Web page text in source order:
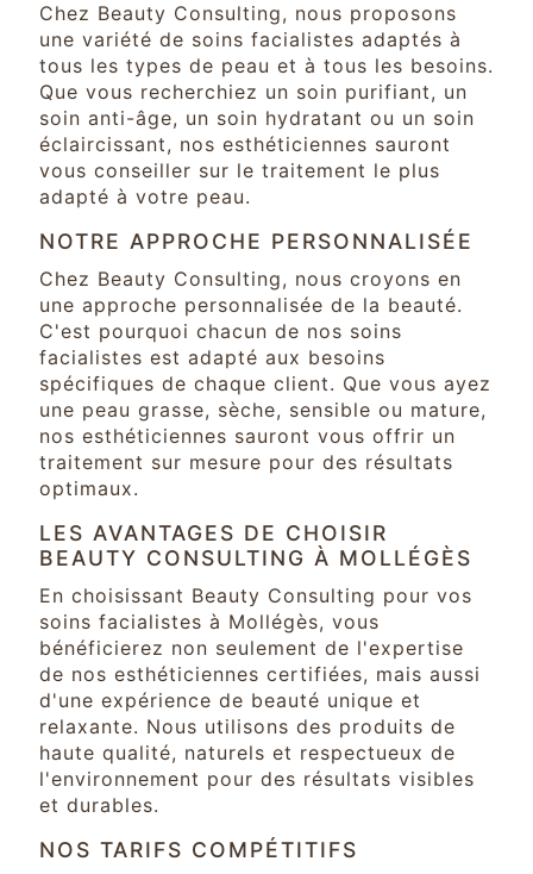
Chez Beauty Consulting, nous proposons
une variété de soins facialistes adaptés à
tous les types de peau et à tous les besoins.
Que vous recherchiez un soin purifiant, un
soin anti-âge, un soin hydratant ou un soin
éclaircissant, nos esthéticiennes sauront
vous conseiller sur le traitement le plus
adapté à votre peau.
NOTRE APPROCHE PERSONNALISÉE
Chez Beauty Consulting, nous croyons en
une approche personnalisée de la beauté.
C'est pourquoi chacun de nos soins
facialistes est adapté aux besoins
spécifiques de chaque client. Que vous ayez
une peau grasse, sèche, sensible ou mature,
nos esthéticiennes sauront vous offrir un
traitement sur mesure pour des résultats
optimaux.
LES AVANTAGES DE CHOISIR
BEAUTY CONSULTING À MOLLÉGÈS
En choisissant Beauty Consulting pour vos
soins facialistes à Mollégès, vous
bénéficierez non seulement de l'expertise
de nos esthéticiennes certifiées, mais aussi
d'une expérience de beauté unique et
relaxante. Nous utilisons des produits de
haute qualité, naturels et respectueux de
l'environnement pour des résultats visibles
et durables.
NOS TARIFS COMPÉTITIFS